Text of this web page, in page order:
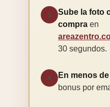
3
Sube la foto
compra en
30 segundos.
4 En menos
bonus por